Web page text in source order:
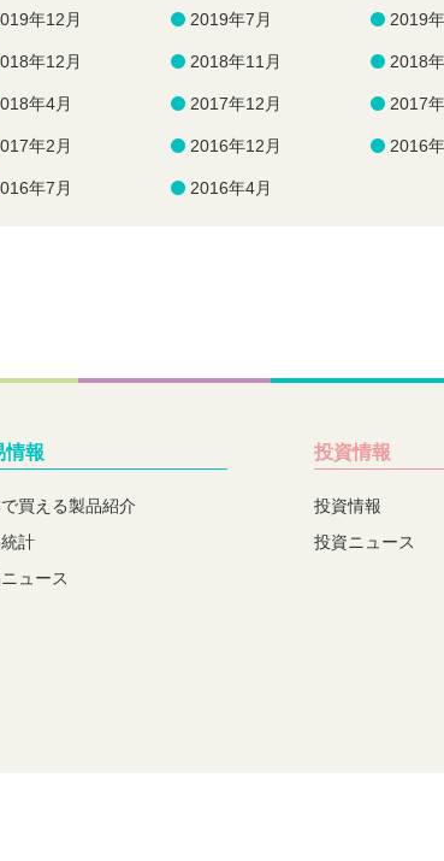
年12月 2019年7月 2019
年12月 2018年11月 2018
年4月 2017年12月 2017
年2月 2016年12月 2016
年7月 2016年4月
情報
買える製品紹介
計
ュース
投資情報
投資情報
投資ニュース